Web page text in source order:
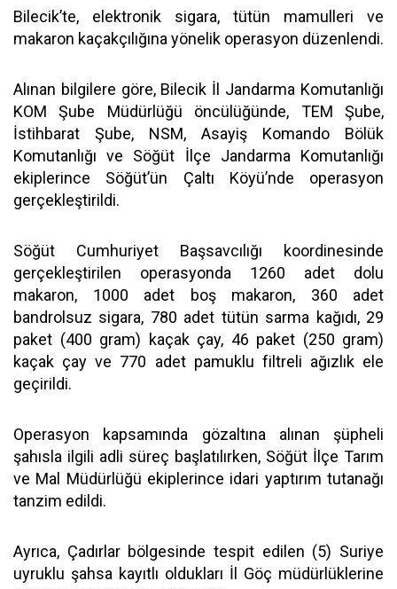
Bilecik’te, elektronik sigara, tütün mamulleri ve
makaron kaçakçılığına yönelik operasyon düzenlendi.
Alınan bilgilere göre, Bilecik İl Jandarma Komutanlığı
KOM Şube Müdürlüğü öncülüğünde, TEM Şube,
İstihbarat Şube, NSM, Asayiş Komando Bölük
Komutanlığı ve Söğüt İlçe Jandarma Komutanlığı
ekiplerince Söğüt’ün Çaltı Köyü’nde operasyon
gerçekleştirildi.
Söğüt Cumhuriyet Başsavcılığı koordinesinde
gerçekleştirilen operasyonda 1260 adet dolu
makaron, 1000 adet boş makaron, 360 adet
bandrolsuz sigara, 780 adet tütün sarma kağıdı, 29
paket (400 gram) kaçak çay, 46 paket (250 gram)
kaçak çay ve 770 adet pamuklu filtreli ağızlık ele
geçirildi.
Operasyon kapsamında gözaltına alınan şüpheli
şahısla ilgili adli süreç başlatılırken, Söğüt İlçe Tarım
ve Mal Müdürlüğü ekiplerince idari yaptırım tutanağı
tanzim edildi.
Ayrıca, Çadırlar bölgesinde tespit edilen (5) Suriye
uyruklu şahsa kayıtlı oldukları İl Göç müdürlüklerine